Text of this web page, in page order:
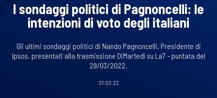
I sondaggi politici di Pagnoncelli: le
intenzioni di voto degli italiani
Gli ultimi sondaggi politici di Nando Pagnoncelli, Presidente di
Ipsos, presentati alla trasmissione DiMartedì su La7 - puntata del
29/03/2022.
31.03.22